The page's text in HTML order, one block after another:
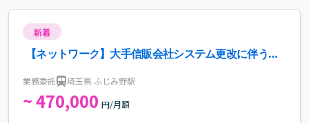
新着
【ネットワーク】大手信販会社システム更改に伴う
業務委託 埼玉県 ふじみ野駅
~ 470,000 円/月額